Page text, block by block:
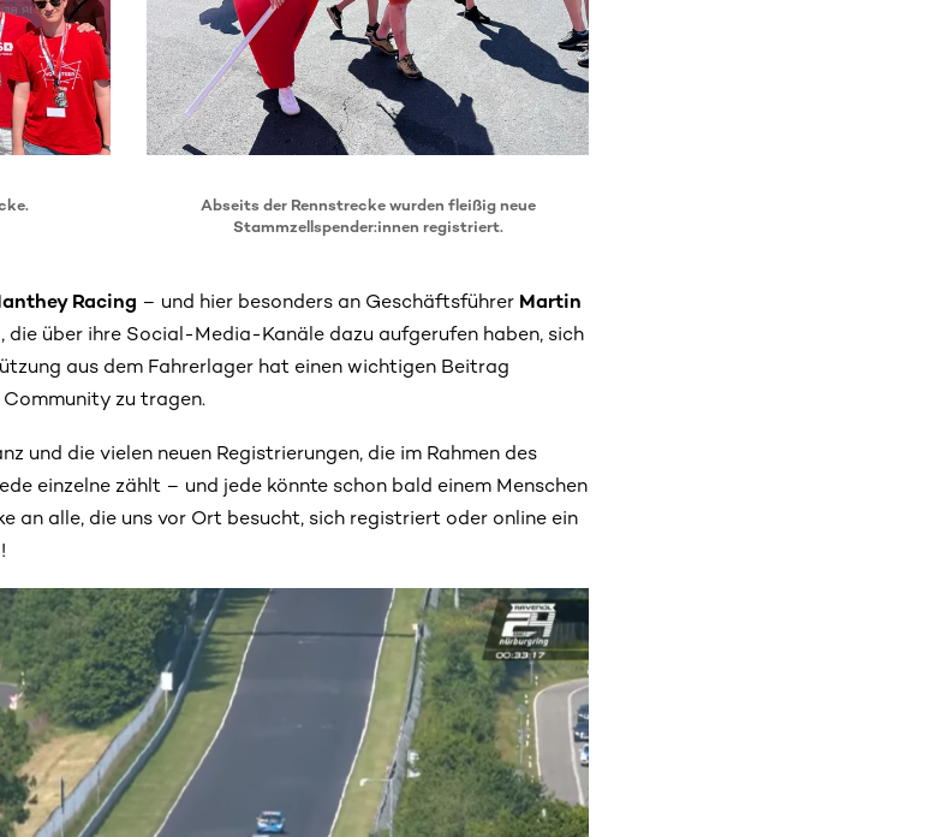
Abseits der Rennstrecke wurden fleißig neue
Stammzellspender:innen registriert.
Racing – und hier besonders an Geschäftsführer Martin
, die über ihre Social-Media-Kanäle dazu aufgerufen haben, sich
aus dem Fahrerlager hat einen wichtigen Beitrag
zu tragen.
und die vielen neuen Registrierungen, die im Rahmen des
einzelne zählt – und jede könnte schon bald einem Menschen
an alle, die uns vor Ort besucht, sich registriert oder online ein